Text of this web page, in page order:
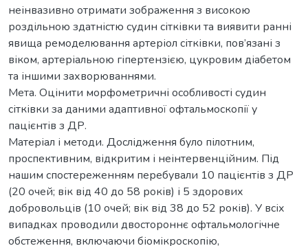
неінвазивно отримати зображення з високою
роздільною здатністю судин сітківки та виявити ранні
явища ремоделювання артеріол сітківки, пов’язані з
віком, артеріальною гіпертензією, цукровим діабетом
та іншими захворюваннями.
Мета. Оцінити морфометричні особливості судин
сітківки за даними адаптивної офтальмоскопії у
пацієнтів з ДР.
Матеріал і методи. Дослідження було пілотним,
проспективним, відкритим і неінтервенційним. Під
нашим спостереженням перебували 10 пацієнтів з ДР
(20 очей; вік від 40 до 58 років) і 5 здорових
добровольців (10 очей; вік від 38 до 52 років). У всіх
випадках проводили двостороннє офтальмологічне
обстеження, включаючи біомікроскопію,